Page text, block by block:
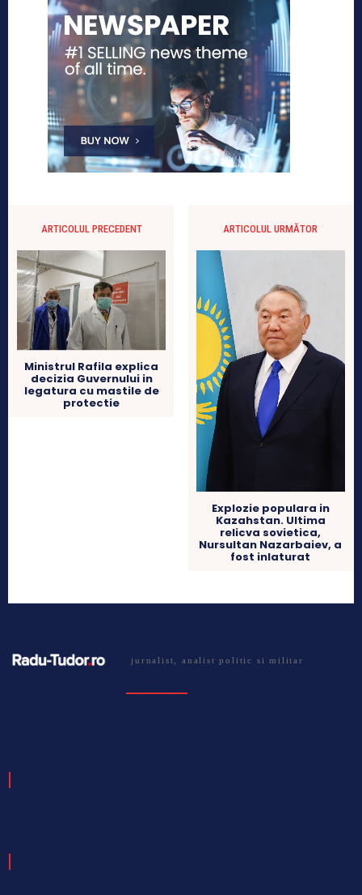
ARTICOLUL PRECEDENT
Ministrul Rafila explica
decizia Guvernului in
legatura cu mastile de
protectie
ARTICOLUL URMĂTOR
Explozie populara in
Kazahstan. Ultima
relicva sovietica,
Nursultan Nazarbaiev, a
fost inlaturat
jurnalist, analist politic si militar